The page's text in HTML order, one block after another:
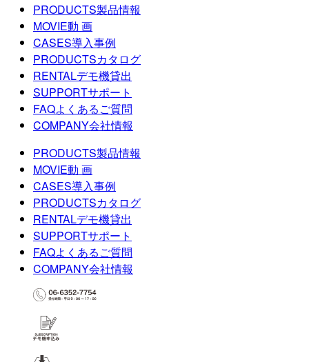
PRODUCTS製品情報
MOVIE動 画
CASES導入事例
PRODUCTSカタログ
RENTALデモ機貸出
SUPPORTサポート
FAQよくあるご質問
COMPANY会社情報
PRODUCTS製品情報
MOVIE動 画
CASES導入事例
PRODUCTSカタログ
RENTALデモ機貸出
SUPPORTサポート
FAQよくあるご質問
COMPANY会社情報